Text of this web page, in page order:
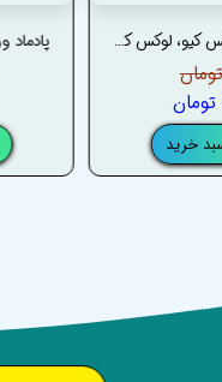
کارتریج ویپرسو لوکس کیو، لوکس کیو2، لوکس کیو اس_ VAPORESSO LUXE Q SERIES CARTRIDGES
خرید